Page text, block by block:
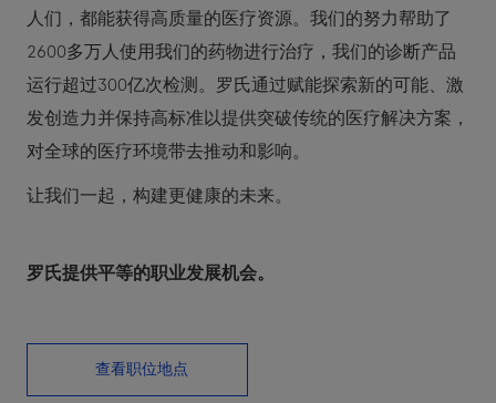
人们，都能获得高质量的医疗资源。我们的努力帮助了
2600多万人使用我们的药物进行治疗，我们的诊断产品
运行超过300亿次检测。罗氏通过赋能探索新的可能、激
发创造力并保持高标准以提供突破传统的医疗解决方案，
对全球的医疗环境带去推动和影响。
让我们一起，构建更健康的未来。
罗氏提供平等的职业发展机会。
查看职位地点